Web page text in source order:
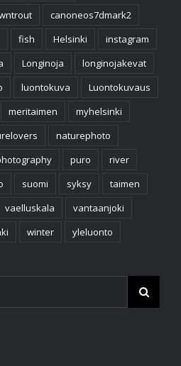
canoneos7dmark2
fish Helsinki
instagram
Longinoja
longinojakevat
luontokuva
Luontokuvaus
meritaimen
myhelsinki
naturephoto
puro
river
suomi syksy
taimen
vaelluskala
vantaanjoki
winter yleluonto